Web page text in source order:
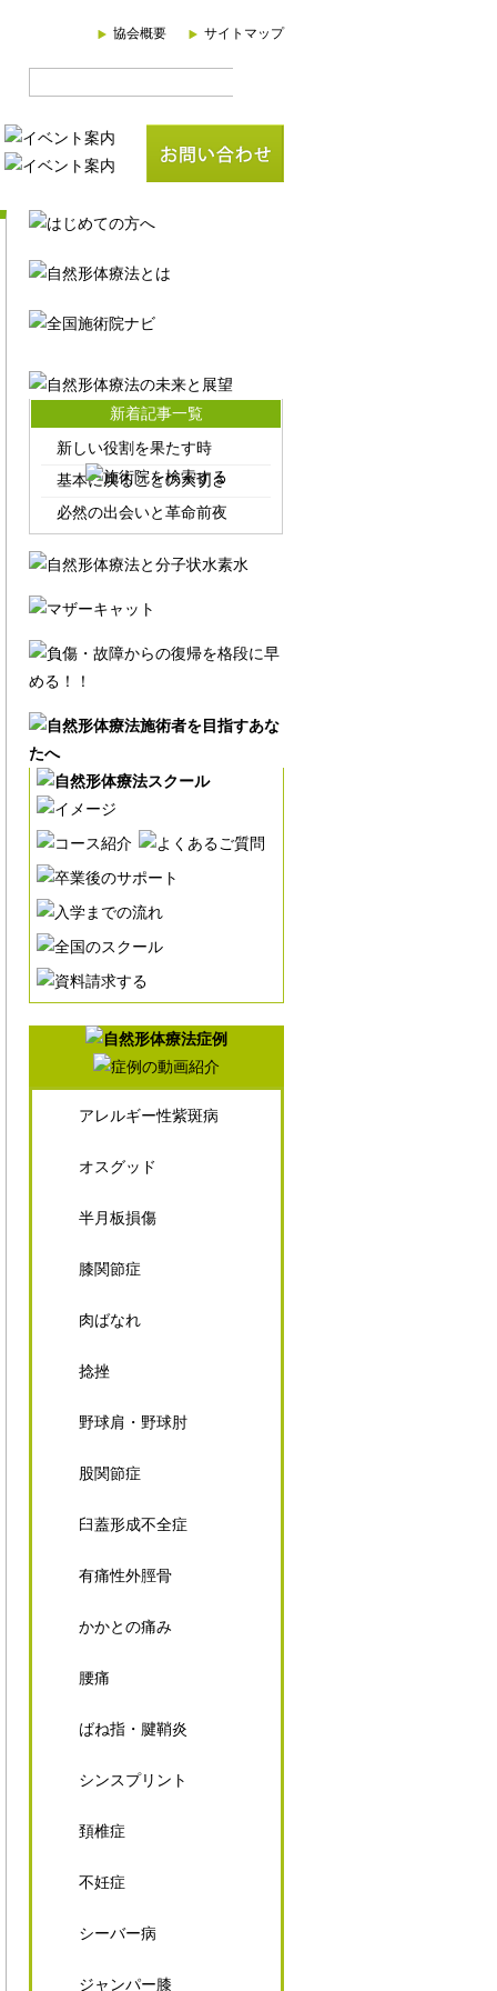
協会概要 サイトマップ
新着記事一覧
新しい役割を果たす時
基本に戻ることの大切さ
必然の出会いと革命前夜
アレルギー性紫斑病
オスグッド
半月板損傷
膝関節症
肉ばなれ
捻挫
野球肩・野球肘
股関節症
臼蓋形成不全症
有痛性外脛骨
かかとの痛み
腰痛
ばね指・腱鞘炎
シンスプリント
頚椎症
不妊症
シーバー病
ジャンパー膝